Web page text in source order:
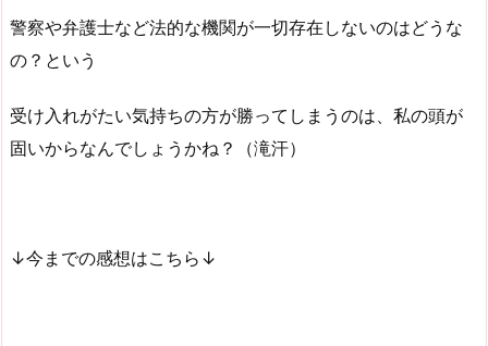
警察や弁護士など法的な機関が一切存在しないのはどうな
の？という
受け入れがたい気持ちの方が勝ってしまうのは、私の頭が
固いからなんでしょうかね？（滝汗）
↓今までの感想はこちら↓